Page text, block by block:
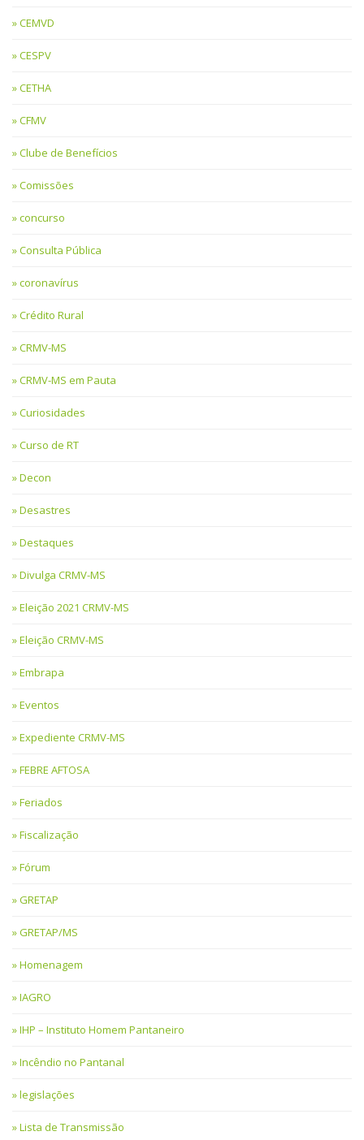
CEMVD
CESPV
CETHA
CFMV
Clube de Benefícios
Comissões
concurso
Consulta Pública
coronavírus
Crédito Rural
CRMV-MS
CRMV-MS em Pauta
Curiosidades
Curso de RT
Decon
Desastres
Destaques
Divulga CRMV-MS
Eleição 2021 CRMV-MS
Eleição CRMV-MS
Embrapa
Eventos
Expediente CRMV-MS
FEBRE AFTOSA
Feriados
Fiscalização
Fórum
GRETAP
GRETAP/MS
Homenagem
IAGRO
IHP – Instituto Homem Pantaneiro
Incêndio no Pantanal
legislações
Lista de Transmissão